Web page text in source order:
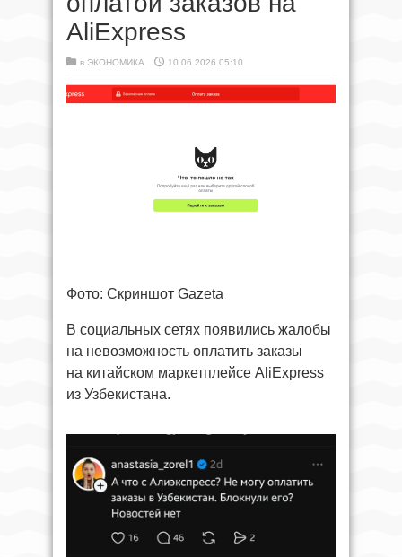
AliExpress
в ЭКОНОМИКА 10.06.2026 05:10
Фото: Скриншот Gazeta
В социальных сетях появились жалобы
на невозможность оплатить заказы
на китайском маркетплейсе AliExpress
из Узбекистана.